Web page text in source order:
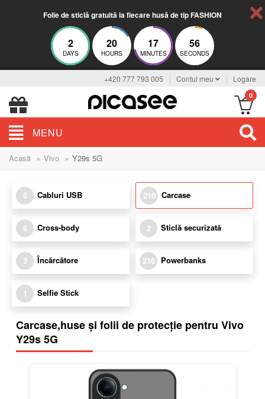
Folie de sticlă gratuită la fiecare husă de tip FASHION
2
DAYS
20
HOURS
17
MINUTES
55
SECONDS
+420 777 793 005 Contul meu Logare
0
MENU
Acasă » Vivo » Y29s 5G
6 Cabluri USB 210 Carcase
6 Cross-body 2 Sticlă securizată
2 Încărcătore 216 Powerbanks
1 Selfie Stick
Carcase,huse și folii de protecție pentru Vivo
Y29s 5G